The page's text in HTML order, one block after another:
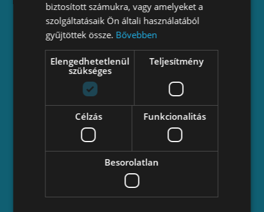
Esélyegyenlőségi terv
Támogatási szerződési feltételek
Lépjünk kapcsolatba!
iroda és székhely: 1114 Budapest, Kosztolányi
Dezső tér 7.
telefon: +36 70 883 3033
e-mail: info _kukac_ valyo.hu
valyo
varosesafolyo
valyo_varosesfolyo
biztosított számukra, vagy amelyeket a
szolgáltatásaik Ön általi használatából
gyűjtöttek össze. Bővebben
Elengedhetetlenül
szükséges
Teljesítmény
Célzás Funkcionalitás
Besorolatlan